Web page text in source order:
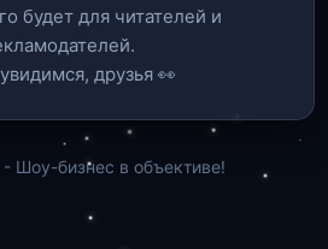
будет для читателей и
друзья 👀
- Шоу-бизнес в объективе!